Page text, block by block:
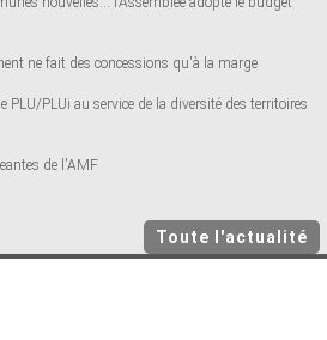
ne fait des concessions qu'à la marge
PLUi au service de la diversité des territoires
de l'AMF
Toute l'actualité